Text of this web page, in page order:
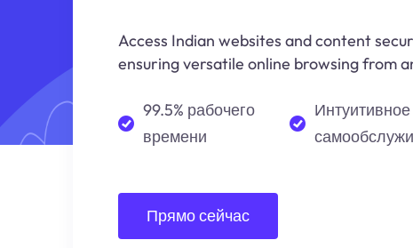
Access Indian websites and content
ensuring versatile online browsing from
99.5% рабочего
времени
Интуитивное
Прямо сейчас